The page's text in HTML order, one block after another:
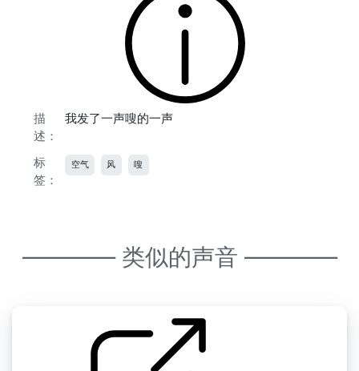
描
述：
我发了一声嗖的一声
标
签：
空气 风 嗖
———— 类似的声音 ————